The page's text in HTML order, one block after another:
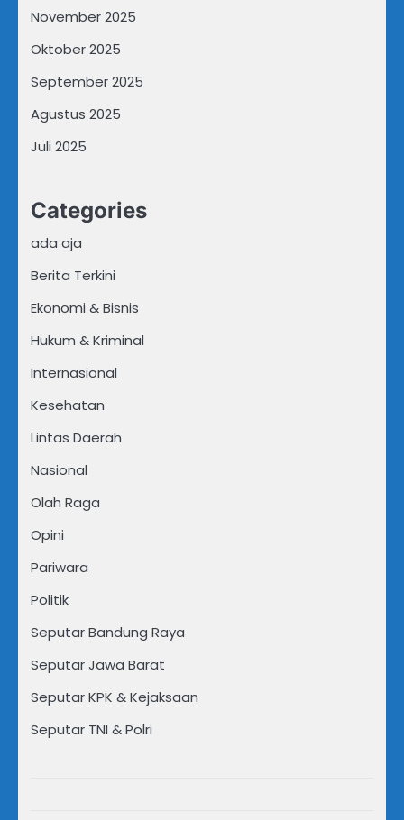
November 2025
Oktober 2025
September 2025
Agustus 2025
Juli 2025
Categories
ada aja
Berita Terkini
Ekonomi & Bisnis
Hukum & Kriminal
Internasional
Kesehatan
Lintas Daerah
Nasional
Olah Raga
Opini
Pariwara
Politik
Seputar Bandung Raya
Seputar Jawa Barat
Seputar KPK & Kejaksaan
Seputar TNI & Polri